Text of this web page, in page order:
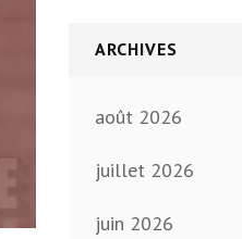
ARCHIVES
août 2026
juillet 2026
juin 2026